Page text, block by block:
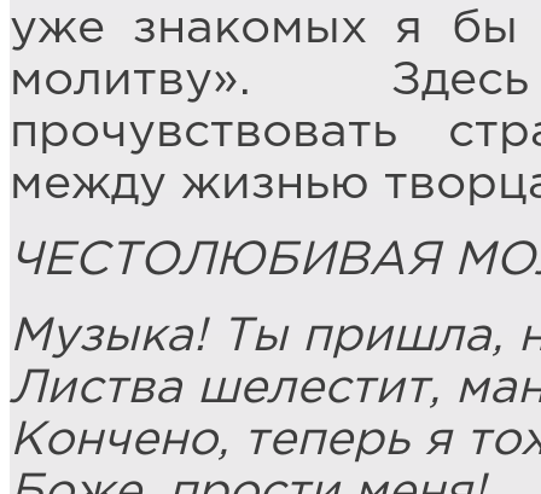
уже знакомых я бы
молитву».
прочувствовать
между жизнью
ЧЕСТОЛЮБИВАЯ
Музыка! Ты пришла,
Листва шелестит,
Кончено, теперь я